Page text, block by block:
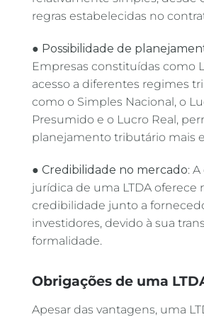
regras estabelecidas no
● Possibilidade de
Empresas constituídas como
acesso a diferentes regimes
como o Simples Nacional, o
Presumido e o Lucro Real,
planejamento tributário mais
● Credibilidade no mercado:
jurídica de uma LTDA oferece
credibilidade junto a
investidores, devido à sua
formalidade.
Obrigações de uma
Apesar das vantagens, uma